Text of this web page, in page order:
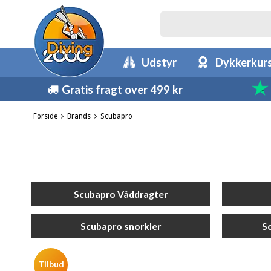
Udstyr
Gratis fragt over 499 kr
Forside Brands Scubapro
Scubapro Våddragter
Scubapro snorkler
Tilbud